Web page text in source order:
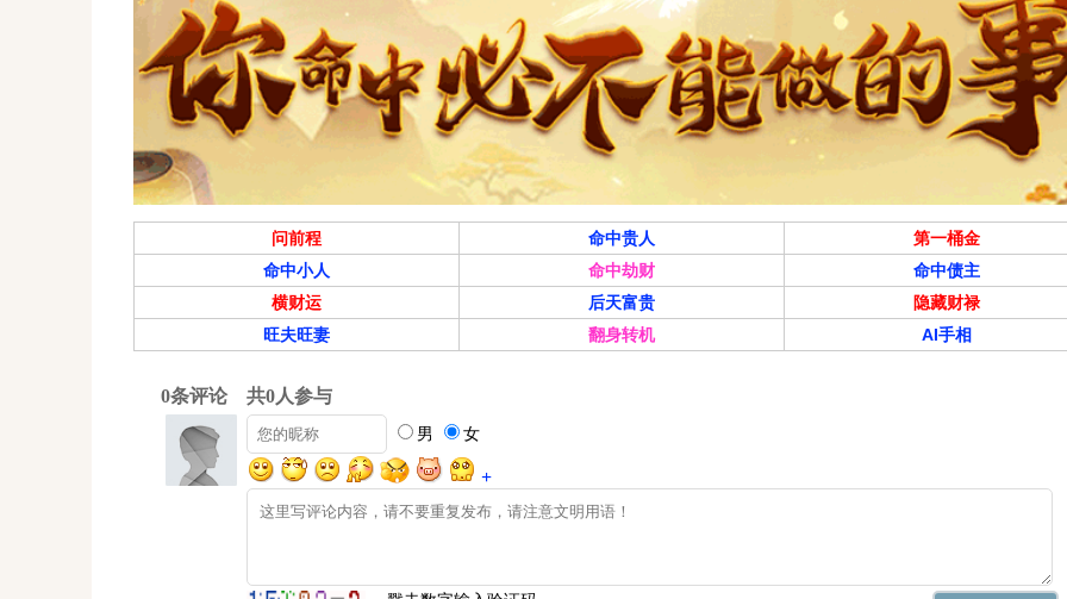
积极因素：[请在此处列举，例如：公司正积极拓展 [新能源汽车/某新兴领域] 相关业务，或某项新产品已进入客户验
证阶段，可能成为未来增长点。或近期获得重要订单/政策受益]。
风险因素：[请在此处列举，例如：下游主要客户需求波动风险；原材料价格波动对毛利率的压力；行业竞争加剧导
价格战的风险；宏观经济环境对需求的潜在影响]。
估值水平：
当前市盈率（PE）和市净率（PB）处于公司历史估值区间的 [相对低位/中枢/相对高位]。与同行业可比公司相比，
值水平 [具备一定吸引力/相对合理/偏高]。
三、综合结论与重点提示
技术面短期偏弱，处于寻底阶段，需密切关注关键支撑位和成交量变化。技术性反弹的可参与性需谨慎评估。
基本面方面，公司在细分领域有自身特点，但短期业绩受行业周期及成本等因素影响有所 [承压/增长]。中长期发展
核心关注点：
问前程 命中贵人
第一桶金
命中小人
命中劫财
命中债主
横财运
后天富贵
隐藏财禄
旺夫旺妻
翻身转机 AI手相